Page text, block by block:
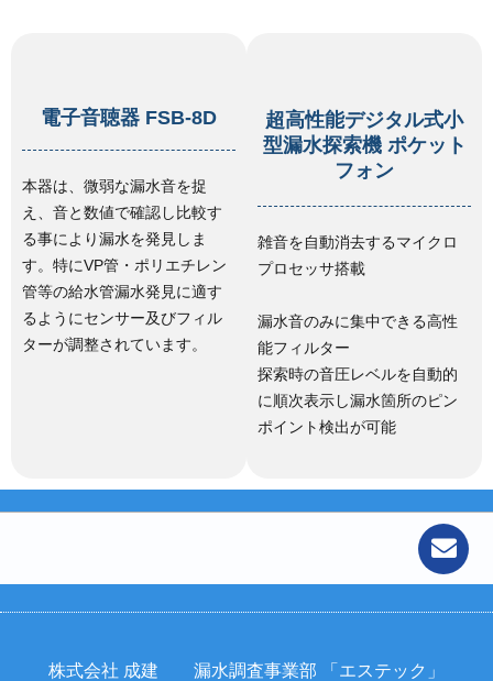
電子音聴器 FSB-8D
本器は、微弱な漏水音を捉
え、音と数値で確認し比較す
る事により漏水を発見しま
す。特にVP管・ポリエチレン
管等の給水管漏水発見に適す
るようにセンサー及びフィル
ターが調整されています。
超高性能デジタル式小
型漏水探索機 ポケット
フォン
雑音を自動消去するマイクロ
プロセッサ搭載
漏水音のみに集中できる高性
能フィルター
探索時の音圧レベルを自動的
に順次表示し漏水箇所のピン
ポイント検出が可能
株式会社 成建 漏水調査事業部 「エステック」